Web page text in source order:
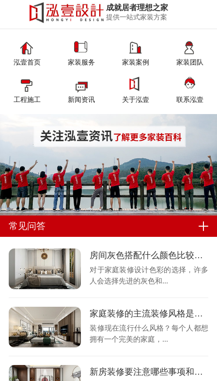
成就居者理想之家
提供一站式家装方案
泓壹首页 家装服务 家装案例 家装团队
工程施工 新闻资讯 关于泓壹 联系泓壹
常见问答
房间灰色搭配什么颜色比较好看-泓壹设计
对于家庭装修设计色彩的选择，许多
人会选择先进的灰色和...
家庭装修的主流装修风格是什么-泓壹设计
装修现在流行什么风格？每个人都想
拥有一个完美的家庭，...
新房装修要注意哪些事项和原则-泓壹设计